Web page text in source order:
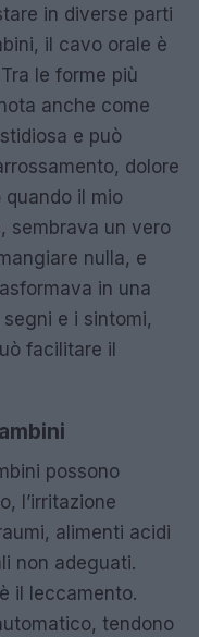
in diverse parti
il cavo orale è
le forme più
anche come
e può
dolore
quando il mio
sembrava un vero
nulla, e
in una
e i sintomi,
facilitare il
possono
l’irritazione
alimenti acidi
non adeguati.
il leccamento.
tendono